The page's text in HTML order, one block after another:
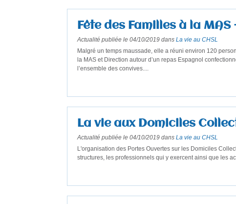
Fête des Familles à la
Actualité publiée le 04/10/2019 dans La vie au CHSL
Malgré un temps maussade, elle a réuni environ 120
la MAS et Direction autour d’un repas Espagnol
l’ensemble des convives....
La vie aux Domiciles
Actualité publiée le 04/10/2019 dans La vie au CHSL
L'organisation des Portes Ouvertes sur les Domiciles
structures, les professionnels qui y exercent ainsi que les